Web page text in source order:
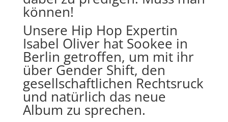
können!
Unsere Hip Hop Expertin
Isabel Oliver hat Sookee in
Berlin getroffen, um mit ihr
über Gender Shift, den
gesellschaftlichen Rechtsruck
und natürlich das neue
Album zu sprechen.